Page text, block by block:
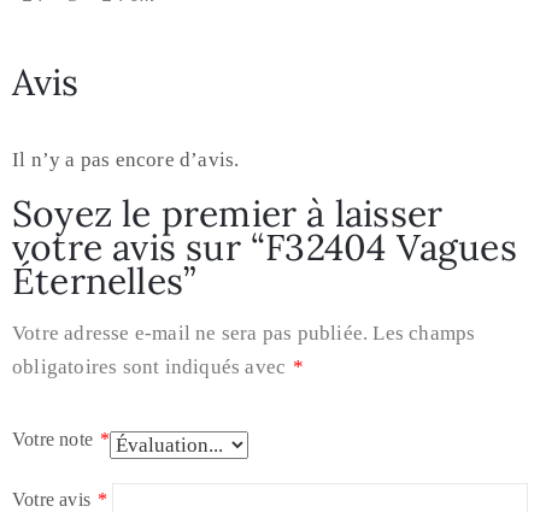
Avis
Il n’y a pas encore d’avis.
Soyez le premier à laisser
votre avis sur “F32404 Vagues
Éternelles”
Votre adresse e-mail ne sera pas publiée. Les champs
obligatoires sont indiqués avec *
Votre note *
Votre avis *